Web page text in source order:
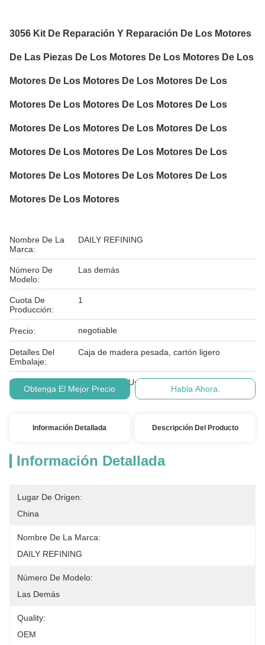
3056 Kit De Reparación Y Reparación De Los Motores
De Las Piezas De Los Motores De Los Motores De Los
Motores De Los Motores De Los Motores De Los
Motores De Los Motores De Los Motores De Los
Motores De Los Motores De Los Motores De Los
Motores De Los Motores De Los Motores De Los
Motores De Los Motores De Los Motores De Los
Motores De Los Motores
Nombre De La
Marca:
DAILY REFINING
Número De
Modelo:
Las demás
Cuota De
Producción:
1
Precio: negotiable
Detalles Del
Embalaje:
Caja de madera pesada, cartón ligero
Condiciones De
Pago:
T/T, Western Union
Obtenga El Mejor Precio Habla Ahora.
Información Detallada Descripción Del Producto
Información Detallada
Lugar De Origen:
China
Nombre De La Marca:
DAILY REFINING
Número De Modelo:
Las Demás
Quality:
OEM